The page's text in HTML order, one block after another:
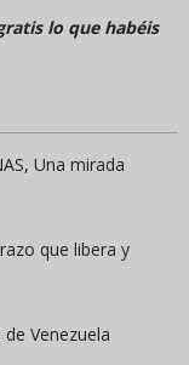
lo que habéis
Una mirada
que libera y
Venezuela